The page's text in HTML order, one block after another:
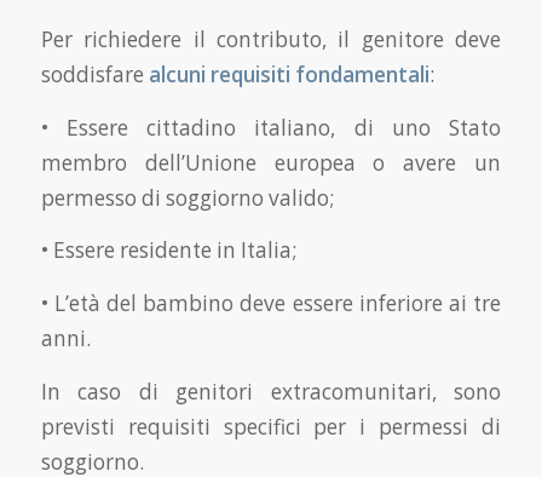
Per richiedere il contributo, il genitore deve
soddisfare alcuni requisiti fondamentali:
• Essere cittadino italiano, di uno Stato
membro dell’Unione europea o avere un
permesso di soggiorno valido;
• Essere residente in Italia;
• L’età del bambino deve essere inferiore ai tre
anni.
In caso di genitori extracomunitari, sono
previsti requisiti specifici per i permessi di
soggiorno.